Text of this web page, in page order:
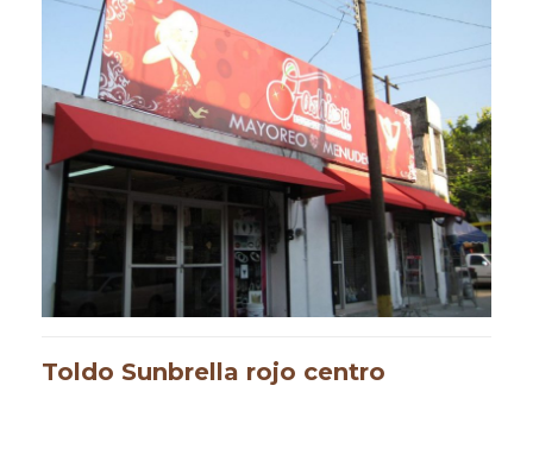
Toldo Sunbrella rojo centro